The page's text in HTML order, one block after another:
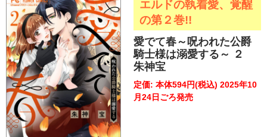
エルドの執着愛、覚醒
の第２巻!!
愛でて春～呪われた公爵
騎士様は溺愛する～ ２
朱神宝
定価: 本体594円(税込) 2025年10
月24日ごろ発売